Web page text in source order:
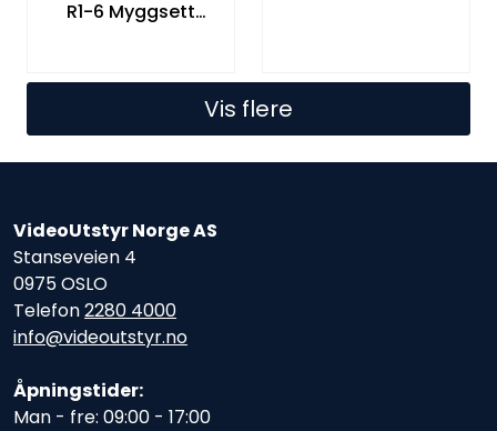
R1-6 Myggsett
Vis flere
VideoUtstyr Norge AS
Stanseveien 4
0975 OSLO
Telefon2280 4000
info@videoutstyr.no
Åpningstider:
Man - fre: 09:00 - 17:00